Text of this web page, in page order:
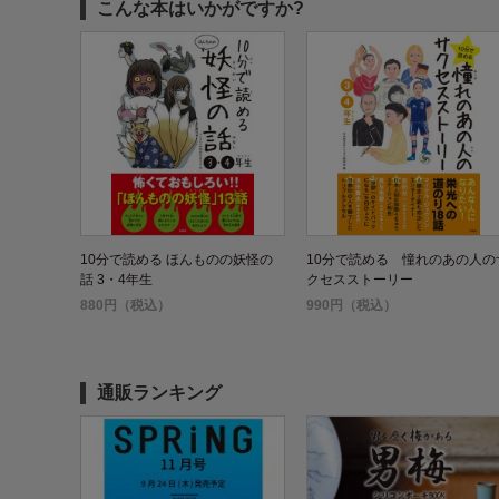
こんな本はいかがですか?
10分で読める ほんものの妖怪の
話 3・4年生
880円（税込）
10分で読める 憧れのあの人の
クセスストーリー
990円（税込）
通販ランキング